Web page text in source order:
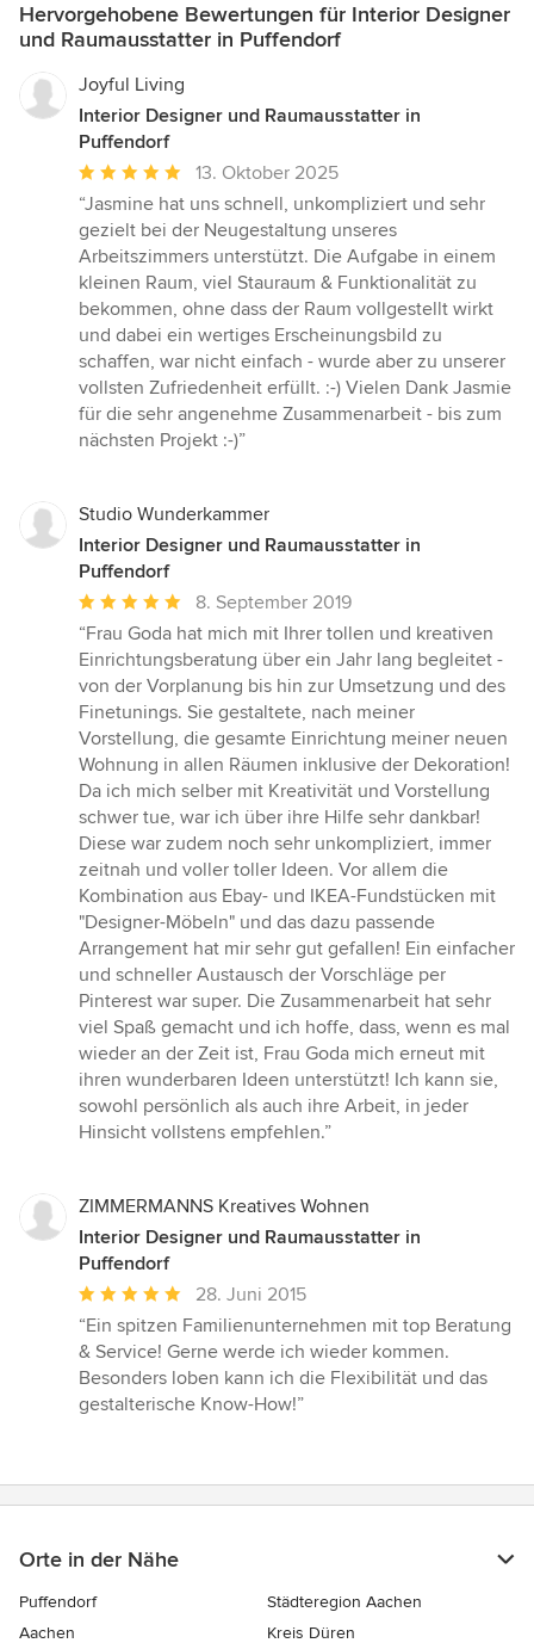
Hervorgehobene Bewertungen für Interior Designer
und Raumausstatter in Puffendorf
Joyful Living
Interior Designer und Raumausstatter in
Puffendorf
Durchschnittliche
Bewertung:
5
von
5
Sternen
13. Oktober 2025
“Jasmine hat uns schnell, unkompliziert und sehr
gezielt bei der Neugestaltung unseres
Arbeitszimmers unterstützt. Die Aufgabe in einem
kleinen Raum, viel Stauraum & Funktionalität zu
bekommen, ohne dass der Raum vollgestellt wirkt
und dabei ein wertiges Erscheinungsbild zu
schaffen, war nicht einfach - wurde aber zu unserer
vollsten Zufriedenheit erfüllt. :-) Vielen Dank Jasmie
für die sehr angenehme Zusammenarbeit - bis zum
nächsten Projekt :-)”
Studio Wunderkammer
Interior Designer und Raumausstatter in
Puffendorf
Durchschnittliche
Bewertung:
5
von
5
Sternen
8. September 2019
“Frau Goda hat mich mit Ihrer tollen und kreativen
Einrichtungsberatung über ein Jahr lang begleitet -
von der Vorplanung bis hin zur Umsetzung und des
Finetunings. Sie gestaltete, nach meiner
Vorstellung, die gesamte Einrichtung meiner neuen
Wohnung in allen Räumen inklusive der Dekoration!
Da ich mich selber mit Kreativität und Vorstellung
schwer tue, war ich über ihre Hilfe sehr dankbar!
Diese war zudem noch sehr unkompliziert, immer
zeitnah und voller toller Ideen. Vor allem die
Kombination aus Ebay- und IKEA-Fundstücken mit
"Designer-Möbeln" und das dazu passende
Arrangement hat mir sehr gut gefallen! Ein einfacher
und schneller Austausch der Vorschläge per
Pinterest war super. Die Zusammenarbeit hat sehr
viel Spaß gemacht und ich hoffe, dass, wenn es mal
wieder an der Zeit ist, Frau Goda mich erneut mit
ihren wunderbaren Ideen unterstützt! Ich kann sie,
sowohl persönlich als auch ihre Arbeit, in jeder
Hinsicht vollstens empfehlen.”
ZIMMERMANNS Kreatives Wohnen
Interior Designer und Raumausstatter in
Puffendorf
Durchschnittliche
Bewertung:
5
von
5
28. Juni 2015
“Ein spitzen Familienunternehmen mit top Beratung
& Service! Gerne werde ich wieder kommen.
Besonders loben kann ich die Flexibilität und das
gestalterische Know-How!”
Orte in der Nähe
Puffendorf
Städteregion Aachen
Aachen
Kreis Düren